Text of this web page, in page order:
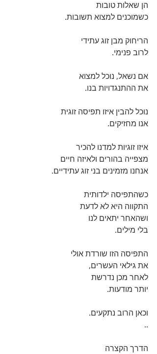
הן שאלות טובות
כשמוכנים למצוא תשובות.
הריחוק מבן זוג עתידי
לרוב פנימי.
אם נשאל, נוכל למצוא
את ההתנגדויות בנו.
נוכל להבין איזו תפיסה זוגית
אנו מחזיקים.
איזו זוגיות למדנו להכיר
מצפייה בהורים ולאיזה חיים
אנחנו מזמינים בני זוג עתידיים.
כשהתפיסה ילדותית
התקווה היא לא לדעת
ושהאחר יתאים לנו
בלי מילים.
התפיסה הזו שורדת אולי
את גילאי העשרים,
לאחר מכן נדרשת
יותר מודעות.
וכאן הרוב נתקעים.
..
הדרך הקצרה